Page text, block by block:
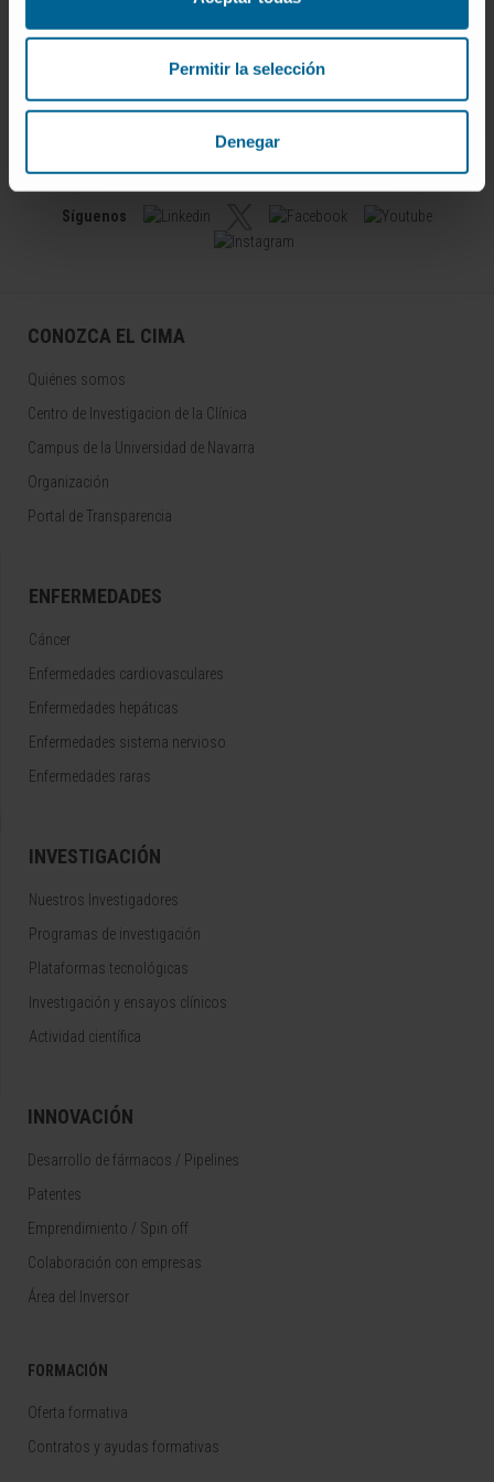
Permitir la selección
Denegar
Darse de alta en nuestro boletín
SUSCRIBIRSE
Síguenos
CONOZCA EL CIMA
Quiénes somos
Centro de Investigacion de la Clínica
Campus de la Universidad de Navarra
Organización
Portal de Transparencia
ENFERMEDADES
Cáncer
Enfermedades cardiovasculares
Enfermedades hepáticas
Enfermedades sistema nervioso
Enfermedades raras
INVESTIGACIÓN
Nuestros Investigadores
Programas de investigación
Plataformas tecnológicas
Investigación y ensayos clínicos
Actividad científica
INNOVACIÓN
Desarrollo de fármacos / Pipelines
Patentes
Emprendimiento / Spin off
Colaboración con empresas
Área del Inversor
FORMACIÓN
Oferta formativa
Contratos y ayudas formativas